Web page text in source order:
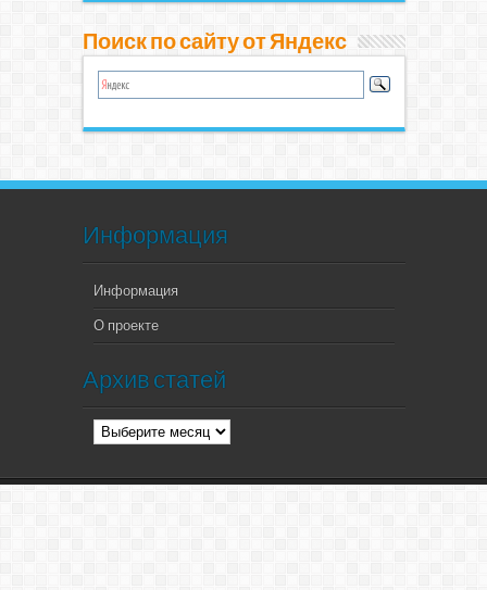
Поиск по сайту от Яндекс
Информация
Информация
О проекте
Архив статей
Архив
статей